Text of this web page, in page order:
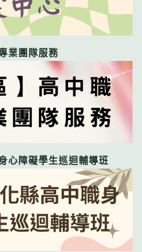
業團隊服務
心障礙學生巡迴輔導班